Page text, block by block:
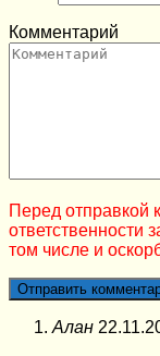
Комментарий
Перед отправкой
ответственности
том числе и
Алан